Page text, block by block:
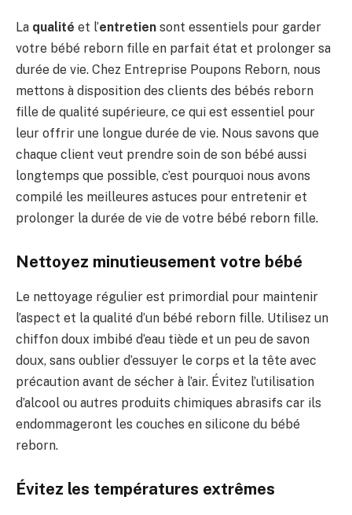
La qualité et l’entretien sont essentiels pour garder
votre bébé reborn fille en parfait état et prolonger sa
durée de vie. Chez Entreprise Poupons Reborn, nous
mettons à disposition des clients des bébés reborn
fille de qualité supérieure, ce qui est essentiel pour
leur offrir une longue durée de vie. Nous savons que
chaque client veut prendre soin de son bébé aussi
longtemps que possible, c’est pourquoi nous avons
compilé les meilleures astuces pour entretenir et
prolonger la durée de vie de votre bébé reborn fille.
Nettoyez minutieusement votre bébé
Le nettoyage régulier est primordial pour maintenir
l’aspect et la qualité d’un bébé reborn fille. Utilisez un
chiffon doux imbibé d’eau tiède et un peu de savon
doux, sans oublier d’essuyer le corps et la tête avec
précaution avant de sécher à l’air. Évitez l’utilisation
d’alcool ou autres produits chimiques abrasifs car ils
endommageront les couches en silicone du bébé
reborn.
Évitez les températures extrêmes